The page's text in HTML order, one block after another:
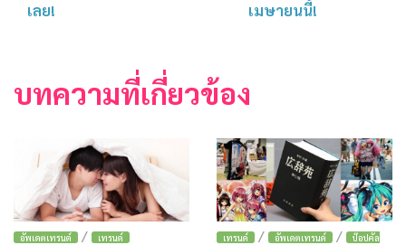
เลย!
เมษายนนี้!
บทความที่เกี่ยวข้อง
อัพเดตเทรนด์ / เทรนด์ เทรนด์ / อัพเดตเทรนด์ /
ป๊อปคัล